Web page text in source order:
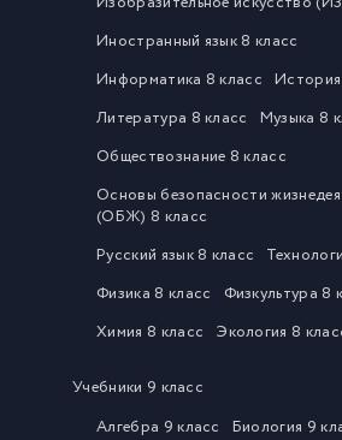
Иностранный язык 8 класс
Информатика 8 класс
Литература 8 класс
Музыка 8
Обществознание 8 класс
Основы безопасности жизнедеятельности
(ОБЖ) 8 класс
Русский язык 8 класс
Физика 8 класс
Физкультура 8
Химия 8 класс
Экология 8
Учебники 9 класс
Алгебра 9 класс
Биология 9